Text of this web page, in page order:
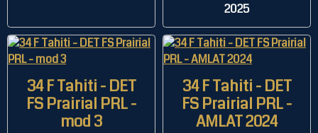
2025
34 F Tahiti - DET
FS Prairial PRL -
mod 3
34 F Tahiti - DET
FS Prairial PRL -
AMLAT 2024